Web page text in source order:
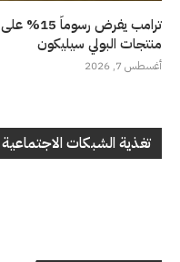
ترامب يفرض رسوماً 15% على
منتجات البولي سيليكون
أغسطس 7, 2026
تغذية الشبكات الاجتماعية